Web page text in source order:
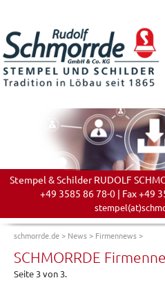
Stempel & Schilder RUDOLF
+49 3585 86 78-0 | Fax +49
schmorrde.de> News> Firmennews>
SCHMORRDE
Seite 3 von 3.